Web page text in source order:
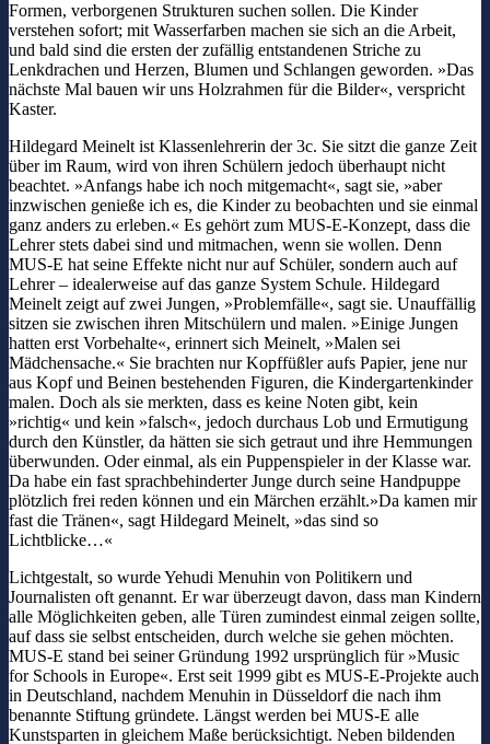
Formen, verborgenen Strukturen suchen sollen. Die Kinder
verstehen sofort; mit Wasserfarben machen sie sich an die Arbeit,
und bald sind die ersten der zufällig entstandenen Striche zu
Lenkdrachen und Herzen, Blumen und Schlangen geworden. »Das
nächste Mal bauen wir uns Holzrahmen für die Bilder«, verspricht
Kaster.
Hildegard Meinelt ist Klassenlehrerin der 3c. Sie sitzt die ganze Zeit
über im Raum, wird von ihren Schülern jedoch überhaupt nicht
beachtet. »Anfangs habe ich noch mitgemacht«, sagt sie, »aber
inzwischen genieße ich es, die Kinder zu beobachten und sie einmal
ganz anders zu erleben.« Es gehört zum MUS-E-Konzept, dass die
Lehrer stets dabei sind und mitmachen, wenn sie wollen. Denn
MUS-E hat seine Effekte nicht nur auf Schüler, sondern auch auf
Lehrer – idealerweise auf das ganze System Schule. Hildegard
Meinelt zeigt auf zwei Jungen, »Problemfälle«, sagt sie. Unauffällig
sitzen sie zwischen ihren Mitschülern und malen. »Einige Jungen
hatten erst Vorbehalte«, erinnert sich Meinelt, »Malen sei
Mädchensache.« Sie brachten nur Kopffüßler aufs Papier, jene nur
aus Kopf und Beinen bestehenden Figuren, die Kindergartenkinder
malen. Doch als sie merkten, dass es keine Noten gibt, kein
»richtig« und kein »falsch«, jedoch durchaus Lob und Ermutigung
durch den Künstler, da hätten sie sich getraut und ihre Hemmungen
überwunden. Oder einmal, als ein Puppenspieler in der Klasse war.
Da habe ein fast sprachbehinderter Junge durch seine Handpuppe
plötzlich frei reden können und ein Märchen erzählt.»Da kamen mir
fast die Tränen«, sagt Hildegard Meinelt, »das sind so
Lichtblicke…«
Lichtgestalt, so wurde Yehudi Menuhin von Politikern und
Journalisten oft genannt. Er war überzeugt davon, dass man Kindern
alle Möglichkeiten geben, alle Türen zumindest einmal zeigen sollte,
auf dass sie selbst entscheiden, durch welche sie gehen möchten.
MUS-E stand bei seiner Gründung 1992 ursprünglich für »Music
for Schools in Europe«. Erst seit 1999 gibt es MUS-E-Projekte auch
in Deutschland, nachdem Menuhin in Düsseldorf die nach ihm
benannte Stiftung gründete. Längst werden bei MUS-E alle
Kunstsparten in gleichem Maße berücksichtigt. Neben bildenden